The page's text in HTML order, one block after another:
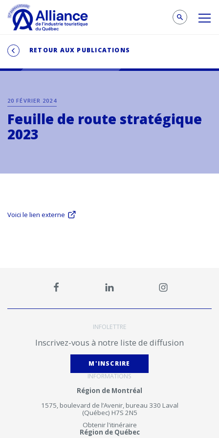
RETOUR AUX PUBLICATIONS
20 FÉVRIER 2024
Feuille de route stratégique
2023
Voici le lien externe
INFOLETTRE
Inscrivez-vous à notre liste de diffusion
M'INSCRIRE
INFORMATIONS
Région de Montréal
1575, boulevard de l’Avenir, bureau 330 Laval
(Québec) H7S 2N5
Obtenir l'itinéraire
Région de Québec